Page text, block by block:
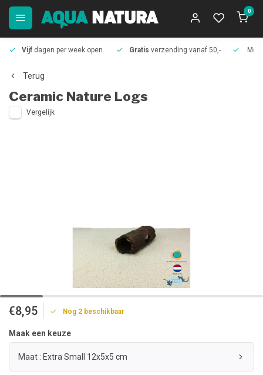
0
Vijf dagen per week open. Gratis verzending vanaf 50,-
Terug
Ceramic Nature Logs
Vergelijk
€8,95 Nog 2 beschikbaar
Maak een keuze
Maat : Extra Small 12x5x5 cm